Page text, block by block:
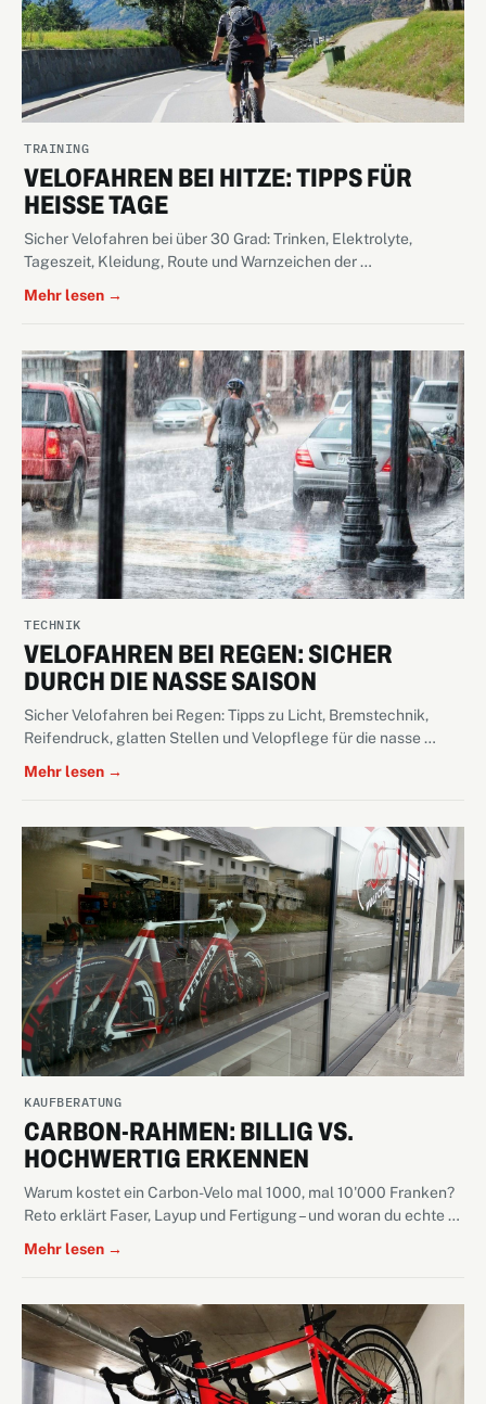
TRAINING
VELOFAHREN BEI HITZE: TIPPS FÜR
HEISSE TAGE
Sicher Velofahren bei über 30 Grad: Trinken, Elektrolyte,
Tageszeit, Kleidung, Route und Warnzeichen der …
Mehr lesen →
TECHNIK
VELOFAHREN BEI REGEN: SICHER
DURCH DIE NASSE SAISON
Sicher Velofahren bei Regen: Tipps zu Licht, Bremstechnik,
Reifendruck, glatten Stellen und Velopflege für die nasse …
Mehr lesen →
KAUFBERATUNG
CARBON-RAHMEN: BILLIG VS.
HOCHWERTIG ERKENNEN
Warum kostet ein Carbon-Velo mal 1000, mal 10'000 Franken?
Reto erklärt Faser, Layup und Fertigung – und woran du echte …
Mehr lesen →